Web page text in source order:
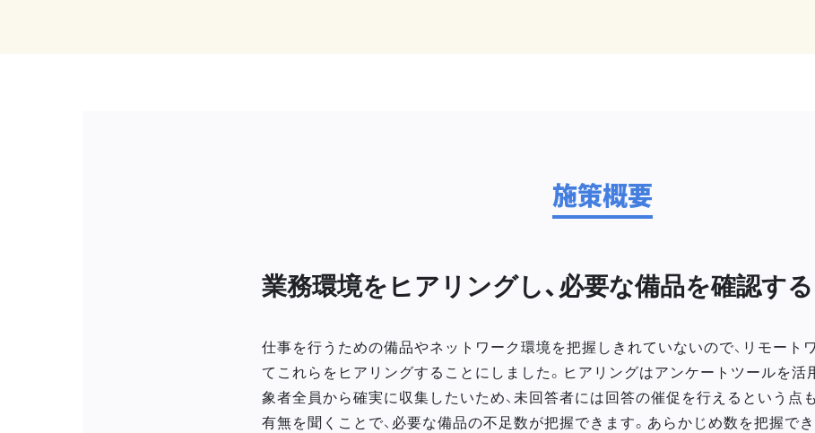
施策概要
業務環境をヒアリングし、必要な備品を確認する
仕事を行うための備品やネットワーク環境を把握しきれていないので、リモート
てこれらをヒアリングすることにしました。ヒアリングはアンケートツールを活
象者全員から確実に収集したいため、未回答者には回答の催促を行えるという点
有無を聞くことで、必要な備品の不足数が把握できます。あらかじめ数を把握で